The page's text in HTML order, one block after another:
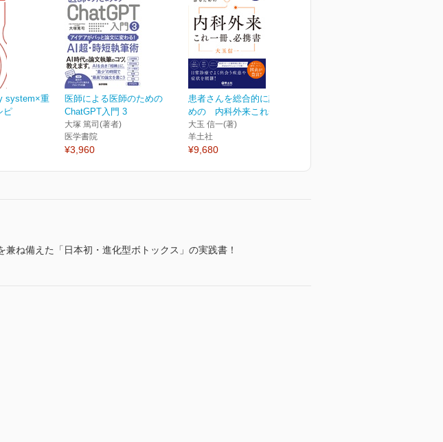
system×重
ピ
医師による医師のための
ChatGPT入門 3
大塚 篤司(著者)
医学書院
¥3,960
患者さんを総合的に診るた
めの 内科外来これ一冊...
大玉 信一(著)
羊土社
¥9,680
ね備えた「日本初・進化型ボトックス」の実践書！